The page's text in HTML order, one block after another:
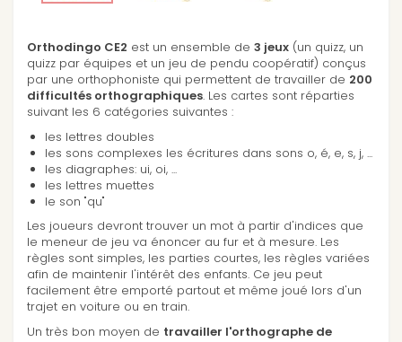
Orthodingo CE2 est un ensemble de 3 jeux (un quizz, un
quizz par équipes et un jeu de pendu coopératif) conçus
par une orthophoniste qui permettent de travailler de 200
difficultés orthographiques. Les cartes sont réparties
suivant les 6 catégories suivantes :
les lettres doubles
les sons complexes les écritures dans sons o, é, e, s, j, ...
les diagraphes: ui, oi, ...
les lettres muettes
le son "qu"
Les joueurs devront trouver un mot à partir d'indices que
le meneur de jeu va énoncer au fur et à mesure. Les
règles sont simples, les parties courtes, les règles variées
afin de maintenir l'intérêt des enfants. Ce jeu peut
facilement être emporté partout et même joué lors d'un
trajet en voiture ou en train.
Un très bon moyen de travailler l'orthographe de